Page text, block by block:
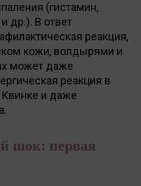
(гистамин,
др.). В ответ
реакция,
кожи, волдырями и
может даже
реакция в
Квинке и даже
шок: первая